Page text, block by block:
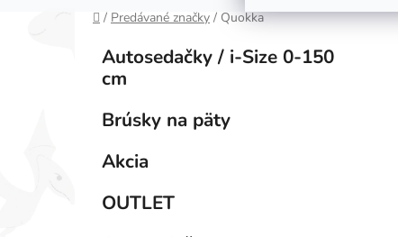
Domov
/ Predávané značky / Quokka
Preskočiť
kategórie
Autosedačky / i-Size 0-150
cm
Brúsky na päty
Akcia
OUTLET